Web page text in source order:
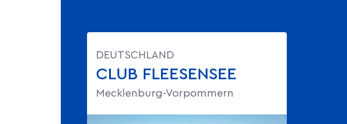
DEUTSCHLAND
CLUB FLEESENSEE
Mecklenburg-Vorpommern